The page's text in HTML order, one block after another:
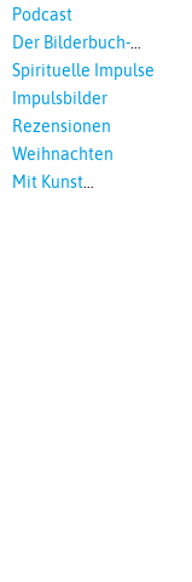
Podcast
Der Bilderbuch-
Podcast
Spirituelle Impulse
Impulsbilder
Rezensionen
Weihnachten
Mit Kunst